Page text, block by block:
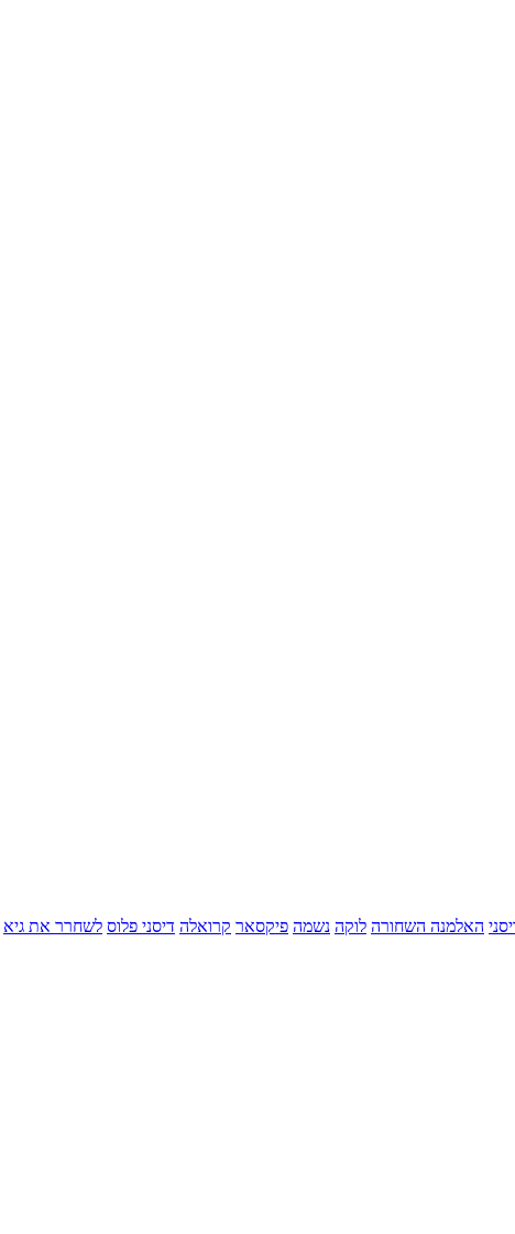
האלמנה השחורה לוקה נשמה פיקסאר קרואלה דיסני פלוס לשחרר את גיא